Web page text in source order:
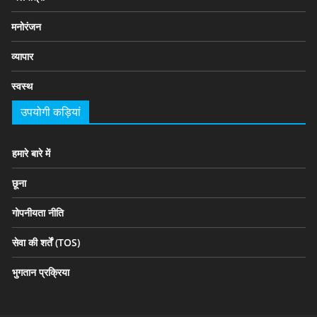
मनोरंजन
व्यापार
स्वस्थ
उपयोगी कड़ियां
हमारे बारे में
छूना
गोपनीयता नीति
सेवा की शर्तें (TOS)
भुगतान प्रक्रिया